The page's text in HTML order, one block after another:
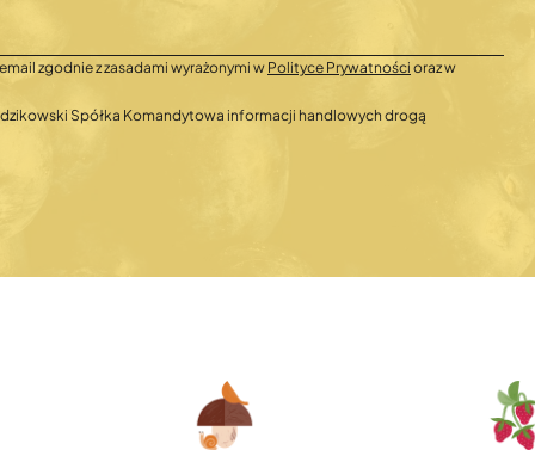
zgodnie z zasadami wyrażonymi w Polityce Prywatności oraz w
Spółka Komandytowa informacji handlowych drogą